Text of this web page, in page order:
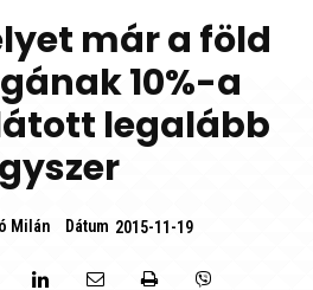
már a föld
10%-a
legalább
Milán Dátum 2015-11-19